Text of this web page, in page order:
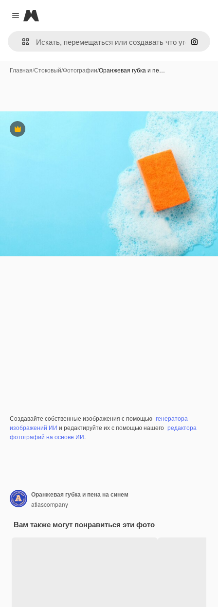
Close menu
Magnific
Поиск
Главная/Стоковый/Фотографии/Оранжевая губка и пе…
Премиум
Создавайте собственные изображения с помощью генератора
изображений ИИ и редактируйте их с помощью нашего редактора
фотографий на основе ИИ.
Оранжевая губка и пена на синем
atlascompany
Вам также могут понравиться эти фото